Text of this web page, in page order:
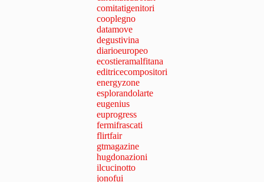
comitatigenitori
cooplegno
datamove
degustivina
diarioeuropeo
ecostieramalfitana
editricecompositori
energyzone
esplorandolarte
eugenius
euprogress
fermifrascati
flirtfair
gtmagazine
hugdonazioni
ilcucinotto
jonofui